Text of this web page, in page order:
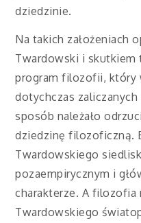
dziedzinie.
Na takich założeniach
Twardowski i skutkiem
program filozofii, który
dotychczas
sposób należało
dziedzinę filozoficzną.
Twardowskiego
pozaempirycznym i
charakterze. A filozofia
Twardowskiego